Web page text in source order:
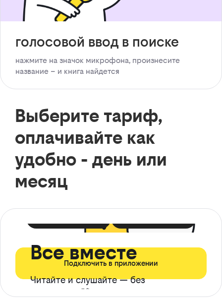
голосовой ввод в поиске
нажмите на значок микрофона, произнесите
название – и книга найдется
Выберите тариф,
оплачивайте как
удобно - день или
месяц
Все вместе
Читайте и слушайте — без
ограничений*
Подключить в приложении